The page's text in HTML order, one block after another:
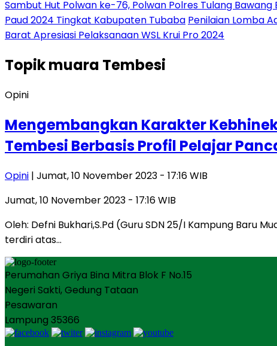
Sambut Hut Polwan ke-76, Polwan Polres Tulang
Paud 2024 Tingkat Kabupaten Tubaba Penilaian Lomba
Barat Apresiasi Pelaksanaan WSL Krui Pro 2024
Topikmuara Tembesi
Opini
Mengembangkan Karakter
Tembesi Berbasis Profil Pelajar
Opini | Jumat, 10 November 2023 - 17:16 WIB
Jumat, 10 November 2023 - 17:16 WIB
Oleh: Defni Bukhari,S.Pd (Guru SDN 25/I Kampung Baru
terdiri atas…
Perumahan Griya Bina Mitra Blok F No.15
Negeri Sakti, Gedung Tataan
Pesawaran
Lampung 35366